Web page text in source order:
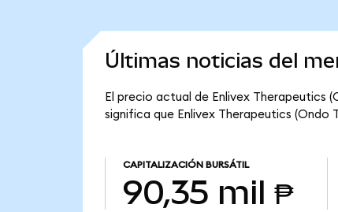
Últimas noticias del
El precio actual de Enlivex Therapeutics
significa que Enlivex Therapeutics
CAPITALIZACIÓN BURSÁTIL
90,35 mil ₱